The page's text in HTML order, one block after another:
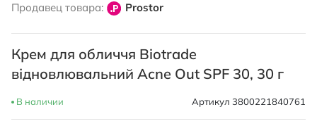
началу
изображений
Продавец товара: Prostor
Крем для обличчя Biotrade
відновлювальний Acne Out SPF 30, 30 г
В наличии Артикул 3800221840761